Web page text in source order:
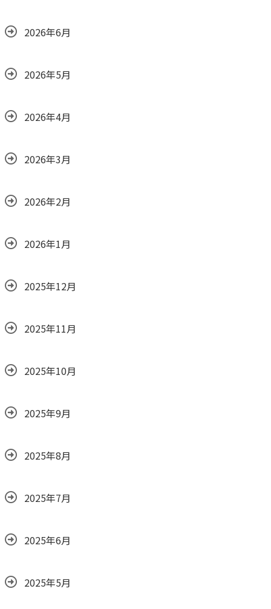
2026年6月
2026年5月
2026年4月
2026年3月
2026年2月
2026年1月
2025年12月
2025年11月
2025年10月
2025年9月
2025年8月
2025年7月
2025年6月
2025年5月